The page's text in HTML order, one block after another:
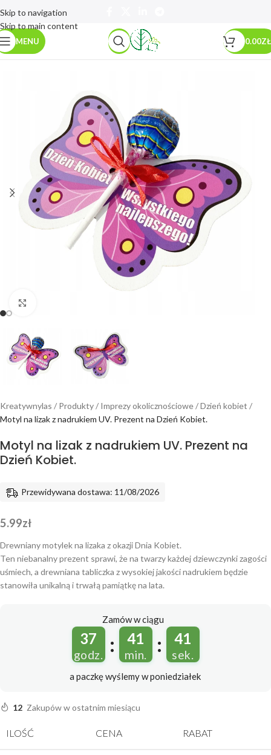
Skip to navigation
Skip to main content
MENU 0.00ZŁ
Kreatywnylas / Produkty/ Imprezy okolicznościowe/Dzień kobiet /
Motyl na lizak z nadrukiem UV. Prezent na Dzień Kobiet.
Motyl na lizak z nadrukiem UV. Prezent na
Dzień Kobiet.
Przewidywana dostawa: 11/08/2026
5.99zł
Drewniany motylek na lizaka z okazji Dnia Kobiet.
Ten niebanalny prezent sprawi, że na twarzy każdej dziewczynki zagości
uśmiech, a drewniana tabliczka z wysokiej jakości nadrukiem będzie
stanowiła unikalną i trwałą pamiątkę na lata.
Zamów w ciągu
37
godz. : 41
min. : 40
sek.
a paczkę wyślemyw poniedziałek
12 Zakupów w ostatnim miesiącu
ILOŚĆ CENA RABAT